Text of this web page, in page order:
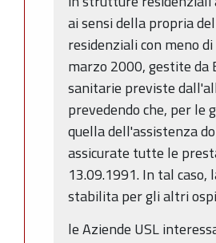
ai sensi della propria
residenziali con meno
marzo 2000, gestite da
sanitarie previste
prevedendo che, per le
quella dell'assistenza
assicurate tutte le
13.09.1991. In tal
stabilita per gli altri
le Aziende USL